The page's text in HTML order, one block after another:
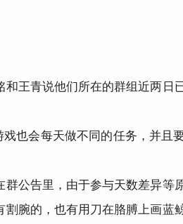
王青说他们所在的群组近两日
也会每天做不同的任务，并且
公告里，由于参与天数差异等
腕的，也有用刀在胳膊上画蓝